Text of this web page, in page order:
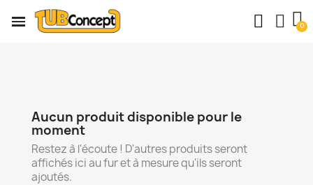
Aucun produit disponible pour le
moment
Restez à l'écoute ! D'autres produits seront
affichés ici au fur et à mesure qu'ils seront
ajoutés.